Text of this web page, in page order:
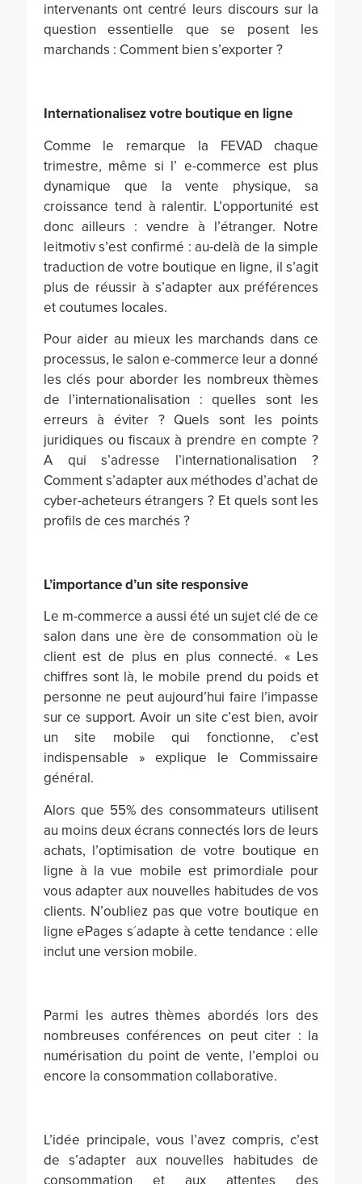
intervenants ont centré leurs discours sur la
question essentielle que se posent les
marchands : Comment bien s’exporter ?
Internationalisez votre boutique en ligne
Comme le remarque la FEVAD chaque
trimestre, même si l’ e-commerce est plus
dynamique que la vente physique, sa
croissance tend à ralentir. L’opportunité est
donc ailleurs : vendre à l’étranger. Notre
leitmotiv s’est confirmé : au-delà de la simple
traduction de votre boutique en ligne, il s’agit
plus de réussir à s’adapter aux préférences
et coutumes locales.
Pour aider au mieux les marchands dans ce
processus, le salon e-commerce leur a donné
les clés pour aborder les nombreux thèmes
de l’internationalisation : quelles sont les
erreurs à éviter ? Quels sont les points
juridiques ou fiscaux à prendre en compte ?
A qui s’adresse l’internationalisation ?
Comment s’adapter aux méthodes d’achat de
cyber-acheteurs étrangers ? Et quels sont les
profils de ces marchés ?
L’importance d’un site responsive
Le m-commerce a aussi été un sujet clé de ce
salon dans une ère de consommation où le
client est de plus en plus connecté. « Les
chiffres sont là, le mobile prend du poids et
personne ne peut aujourd’hui faire l’impasse
sur ce support. Avoir un site c’est bien, avoir
un site mobile qui fonctionne, c’est
indispensable » explique le Commissaire
général.
Alors que 55% des consommateurs utilisent
au moins deux écrans connectés lors de leurs
achats, l’optimisation de votre boutique en
ligne à la vue mobile est primordiale pour
vous adapter aux nouvelles habitudes de vos
clients. N’oubliez pas que votre boutique en
ligne ePages s´adapte à cette tendance : elle
inclut une version mobile.
Parmi les autres thèmes abordés lors des
nombreuses conférences on peut citer : la
numérisation du point de vente, l’emploi ou
encore la consommation collaborative.
L’idée principale, vous l’avez compris, c’est
de s’adapter aux nouvelles habitudes de
consommation et aux attentes des